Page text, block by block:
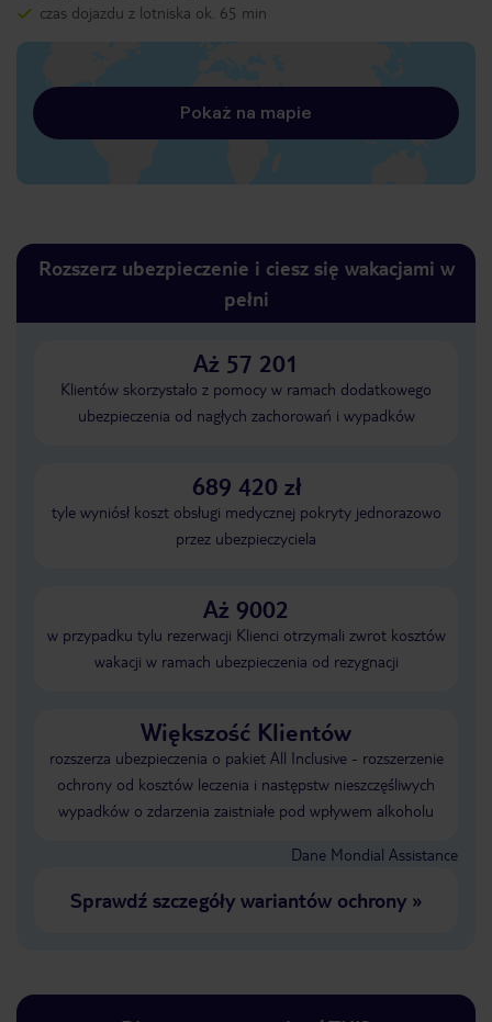
czas dojazdu z lotniska ok. 65 min
Pokaż na mapie
Rozszerz ubezpieczenie i ciesz się wakacjami w
pełni
Aż 57 201
Klientów skorzystało z pomocy w ramach dodatkowego
ubezpieczenia od nagłych zachorowań i wypadków
689 420 zł
tyle wyniósł koszt obsługi medycznej pokryty jednorazowo
przez ubezpieczyciela
Aż 9002
w przypadku tylu rezerwacji Klienci otrzymali zwrot kosztów
wakacji w ramach ubezpieczenia od rezygnacji
Większość Klientów
rozszerza ubezpieczenia o pakiet All Inclusive - rozszerzenie
ochrony od kosztów leczenia i następstw nieszczęśliwych
wypadków o zdarzenia zaistniałe pod wpływem alkoholu
Dane Mondial Assistance
Sprawdź szczegóły wariantów ochrony»